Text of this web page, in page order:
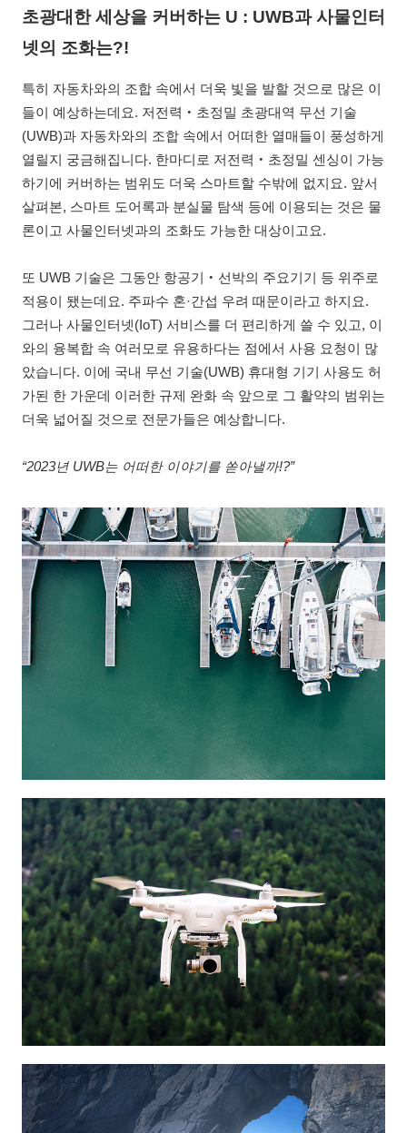
초광대한 세상을 커버하는 U : UWB과 사물인터
넷의 조화는?!
특히 자동차와의 조합 속에서 더욱 빛을 발할 것으로 많은 이
들이 예상하는데요. 저전력‧초정밀 초광대역 무선 기술
(UWB)과 자동차와의 조합 속에서 어떠한 열매들이 풍성하게
열릴지 궁금해집니다. 한마디로 저전력‧초정밀 센싱이 가능
하기에 커버하는 범위도 더욱 스마트할 수밖에 없지요. 앞서
살펴본, 스마트 도어록과 분실물 탐색 등에 이용되는 것은 물
론이고 사물인터넷과의 조화도 가능한 대상이고요.
또 UWB 기술은 그동안 항공기‧선박의 주요기기 등 위주로
적용이 됐는데요. 주파수 혼·간섭 우려 때문이라고 하지요.
그러나 사물인터넷(IoT) 서비스를 더 편리하게 쓸 수 있고, 이
와의 융복합 속 여러모로 유용하다는 점에서 사용 요청이 많
았습니다. 이에 국내 무선 기술(UWB) 휴대형 기기 사용도 허
가된 한 가운데 이러한 규제 완화 속 앞으로 그 활약의 범위는
더욱 넓어질 것으로 전문가들은 예상합니다.
“2023년 UWB는 어떠한 이야기를 쏟아낼까!?”